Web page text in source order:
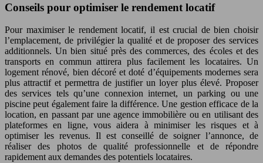
Conseils pour optimiser le rendement locatif
Pour maximiser le rendement locatif, il est crucial de bien choisir
l’emplacement, de privilégier la qualité et de proposer des services
additionnels. Un bien situé près des commerces, des écoles et des
transports en commun attirera plus facilement les locataires. Un
logement rénové, bien décoré et doté d’équipements modernes sera
plus attractif et permettra de justifier un loyer plus élevé. Proposer
des services tels qu’une connexion internet, un parking ou une
piscine peut également faire la différence. Une gestion efficace de la
location, en passant par une agence immobilière ou en utilisant des
plateformes en ligne, vous aidera à minimiser les risques et à
optimiser les revenus. Il est conseillé de soigner l’annonce, de
réaliser des photos de qualité professionnelle et de répondre
rapidement aux demandes des potentiels locataires.